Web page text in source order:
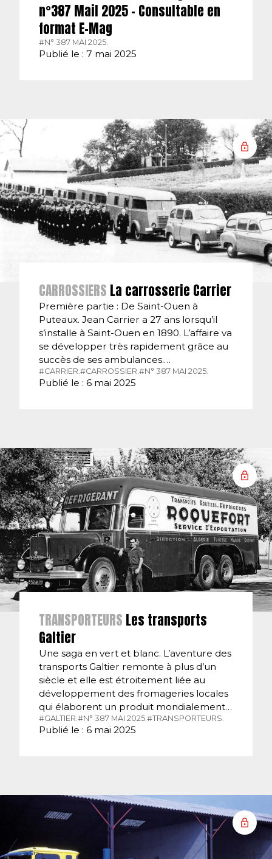
n°387 Mail 2025 – Consultable en
format E-Mag
#N° 387 MAI 2025.
Publié le : 7 mai 2025
CARROSSIERS La carrosserie Carrier
Première partie : De Saint-Ouen à
Puteaux. Jean Carrier a 27 ans lorsqu’il
s’installe à Saint-Ouen en 1890. L’affaire va
se développer très rapidement grâce au
succès de ses ambulances.…
#CARRIER.#CARROSSIER.#N° 387 MAI 2025.
Publié le : 6 mai 2025
TRANSPORTEURS Les transports
Galtier
Une saga en vert et blanc. L’aventure des
transports Galtier remonte à plus d’un
siècle et elle est étroitement liée au
développement des fromageries locales
qui élaborent un produit mondialement…
#GALTIER.#N° 387 MAI 2025.#TRANSPORTEURS.
Publié le : 6 mai 2025